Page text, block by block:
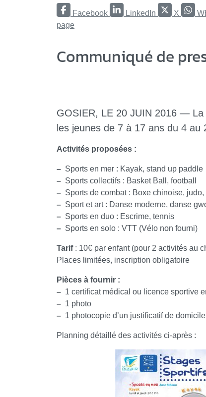
Facebook LinkedIn X
page
Communiqué de
GOSIER, LE 20 JUIN 2016 —
les jeunes de 7 à 17 ans du 4 au
Activités proposées :
– Sports en mer : Kayak, stand up paddle
– Sports collectifs : Basket Ball, football
– Sports de combat : Boxe chinoise,
– Sport et art : Danse moderne, danse
– Sports en duo : Escrime, tennis
– Sports en solo : VTT (Vélo non fourni)
Tarif: 10€ par enfant (pour 2 activités au
Places limitées, inscription obligatoire
Pièces à fournir :
– 1 certificat médical ou licence sportive
– 1 photo
– 1 photocopie d’un justificatif de
Planning détaillé des activités ci-après :